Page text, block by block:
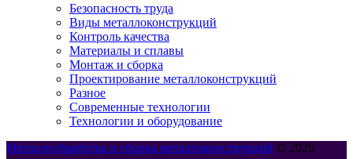
Безопасность труда
Виды металлоконструкций
Контроль качества
Материалы и сплавы
Монтаж и сборка
Проектирование металлоконструкций
Разное
Современные технологии
Технологии и оборудование
Металлообработка и сборка металлоконструкций © 2026